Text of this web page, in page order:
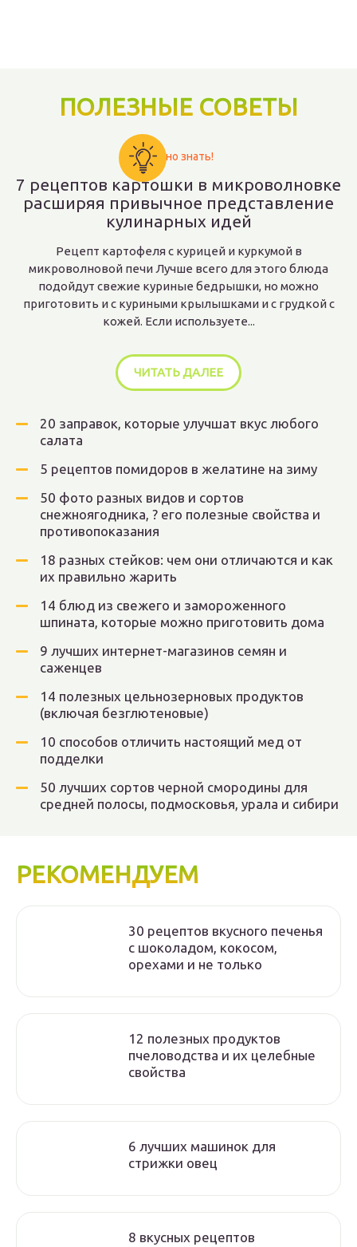
ПОЛЕЗНЫЕ СОВЕТЫ
Важно знать!
7 рецептов картошки в микроволновке
расширяя привычное представление
кулинарных идей
Рецепт картофеля с курицей и куркумой в
микроволновой печи Лучше всего для этого блюда
подойдут свежие куриные бедрышки, но можно
приготовить и с куриными крылышками и с грудкой с
кожей. Если используете...
ЧИТАТЬ ДАЛЕЕ
20 заправок, которые улучшат вкус любого
салата
5 рецептов помидоров в желатине на зиму
50 фото разных видов и сортов
снежноягодника, ? его полезные свойства и
противопоказания
18 разных стейков: чем они отличаются и как
их правильно жарить
14 блюд из свежего и замороженного
шпината, которые можно приготовить дома
9 лучших интернет-магазинов семян и
саженцев
14 полезных цельнозерновых продуктов
(включая безглютеновые)
10 способов отличить настоящий мед от
подделки
50 лучших сортов черной смородины для
средней полосы, подмосковья, урала и сибири
РЕКОМЕНДУЕМ
30 рецептов вкусного печенья
с шоколадом, кокосом,
орехами и не только
12 полезных продуктов
пчеловодства и их целебные
свойства
6 лучших машинок для
стрижки овец
8 вкусных рецептов